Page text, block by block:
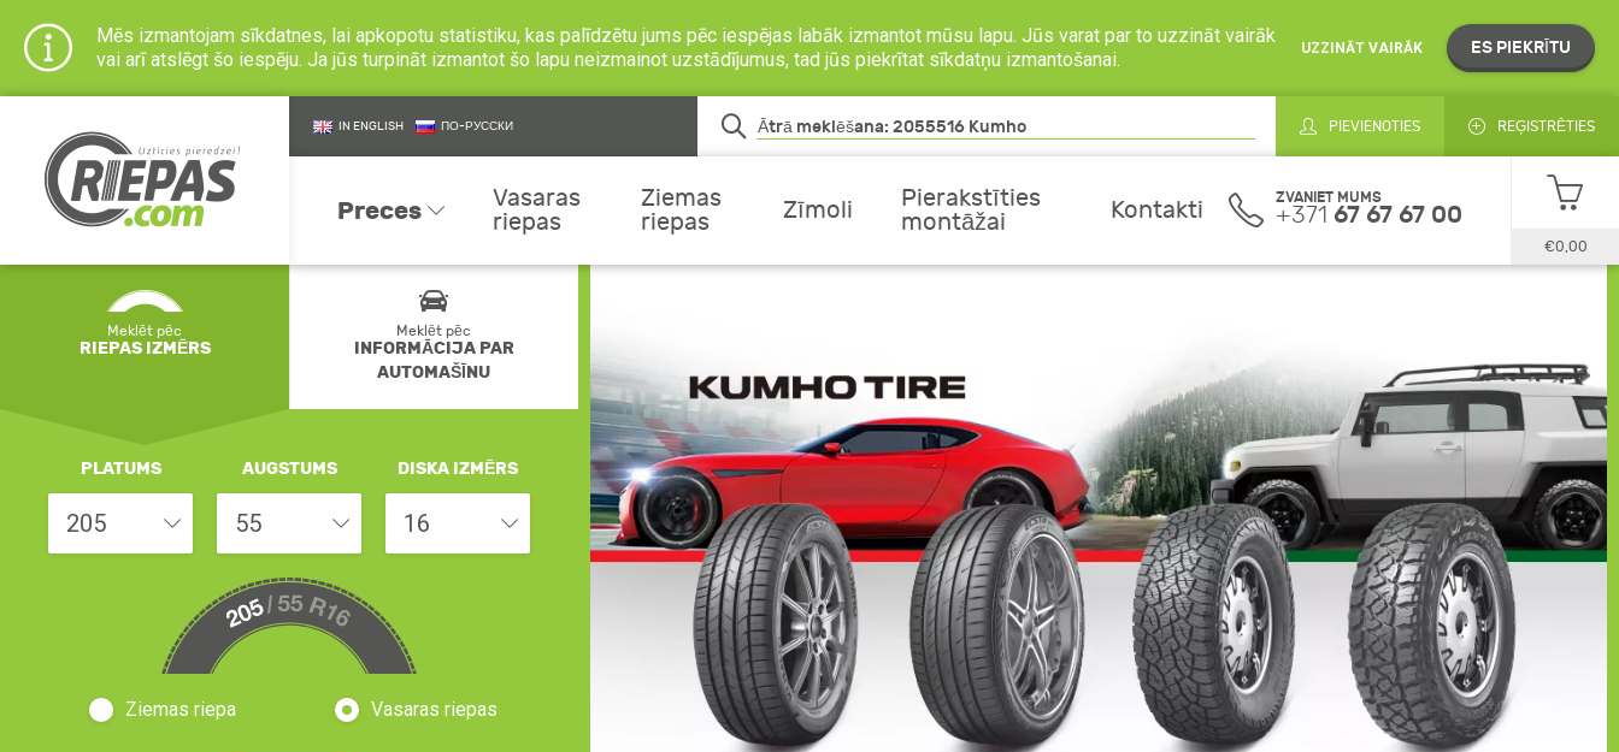
Mēs izmantojam sīkdatnes, lai apkopotu statistiku, kas palīdzētu jums pēc iespējas labāk izmantot mūsu lapu. Jūs varat par to uzzināt vairāk
vai arī atslēgt šo iespēju. Ja jūs turpināt izmantot šo lapu neizmainot uzstādījumus, tad jūs piekrītat sīkdatņu izmantošanai.
UZZINĀT VAIRĀK ES PIEKRĪTU
IN ENGLISH ПО-РУССКИ PIEVIENOTIES REĢISTRĒTIES
Preces
Vasaras
riepas
Ziemas
riepas
Zīmoli
Pierakstīties
montāžai
Kontakti ZVANIET MUMS
+371 67 67 67 00
€0,00
Meklēt pēc
RIEPAS IZMĒRS
Meklēt pēc
INFORMĀCIJA PAR
AUTOMAŠĪNU
PLATUMS
205
AUGSTUMS
55
DISKA IZMĒRS
16
Ziemas riepa Vasaras riepas